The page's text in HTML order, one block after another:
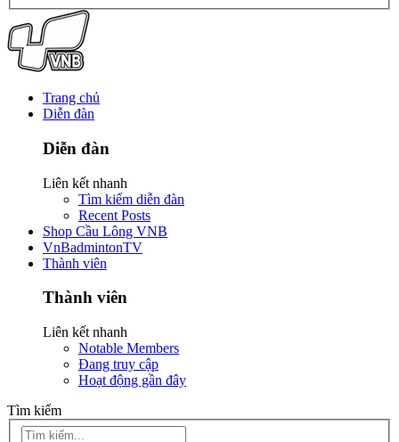
Trang chủ
Diễn đàn
Diễn đàn
Liên kết nhanh
Tìm kiếm diễn đàn
Recent Posts
Shop Cầu Lông VNB
VnBadmintonTV
Thành viên
Thành viên
Liên kết nhanh
Notable Members
Đang truy cập
Hoạt động gần đây
Tìm kiếm